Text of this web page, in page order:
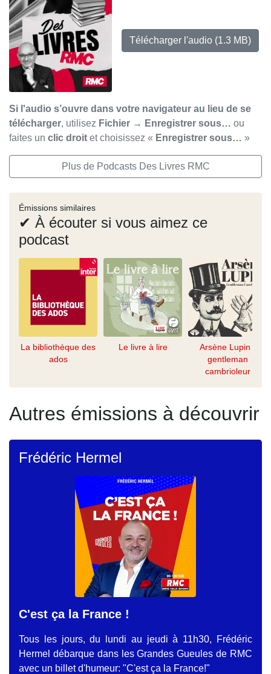
Télécharger l'audio (1.3 MB)
Si l'audio s’ouvre dans votre navigateur au lieu de se
télécharger, utilisez Fichier → Enregistrer sous… ou
faites un clic droit et choisissez « Enregistrer sous… »
Plus de Podcasts Des Livres RMC
Émissions similaires
✔ À écouter si vous aimez ce
podcast
La bibliothèque des
ados
Le livre à lire
Arsène Lupin -
gentleman
cambrioleur
Autres émissions à découvrir
Frédéric Hermel
C'est ça la France !
Tous les jours, du lundi au jeudi à 11h30, Frédéric
Hermel débarque dans les Grandes Gueules de RMC
avec un billet d'humeur: "C'est ça la France!"